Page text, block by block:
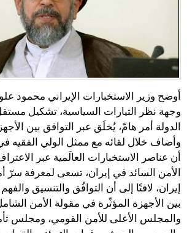
أوضح وزير الاستخبارات الإيراني محمود
وجهة نظر التيارات السياسية، تشكيل
الدولة أمر هامّ، يُخلَق عبر التوافق بين
وأضاف خلال لقائه مع ممثل الولي الفقيه
أن عناصر الاستخبارات العالَمية عبر
الأمن السائد في إيران، تسعى لمعرفة سرّ
إيران، لافتًا إلى أن التوافُق والتنسيق
بين الأجهزة المؤثّرة في مقولة الأمن
والمجلس الأعلى للأمن القومي، ومجلس